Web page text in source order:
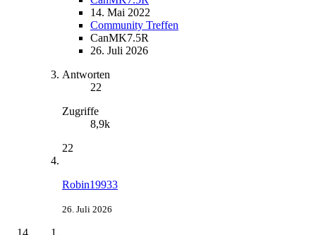
14. Mai 2022
Community Treffen
CanMK7.5R
26. Juli 2026
Antworten
22
Zugriffe
8,9k
22
Robin19933
26. Juli 2026